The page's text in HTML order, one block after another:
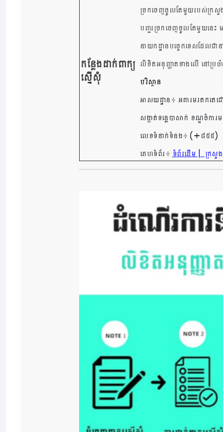
កន្លែងដាក់ពាក្យ
ស្នើសុំ
ច្រកចេញចូលតែមួយរបស់ក្រសួង
បញ្ជរច្រកចេញចូលតែមួយនេះ ម
នាយកដ្ឋានបច្ចេកទេសដែលជា
លិខិតអនុញ្ញាតខាងលើ នៅប្រចាំ
បរិស្ថាន
អាសយដ្ឋាន៖ អគារមរតកតេ
សង្កាត់ទន្លេបាសាក់ ខណ្ឌចំការ
លេខទំនាក់ទំនង៖ (+ ៨៥៥)
គេហទំព័រ៖ ទំព័រដើម | ក្រសួង